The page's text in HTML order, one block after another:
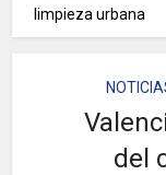
limpieza urbana
del